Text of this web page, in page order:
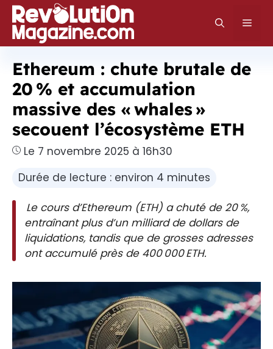
Aller
au
contenu
Ethereum : chute brutale de
20 % et accumulation
massive des « whales »
secouent l’écosystème ETH
Le 7 novembre 2025 à 16h30
Durée de lecture : environ 4 minutes
Le cours d’Ethereum (ETH) a chuté de 20 %,
entraînant plus d’un milliard de dollars de
liquidations, tandis que de grosses adresses
ont accumulé près de 400 000 ETH.